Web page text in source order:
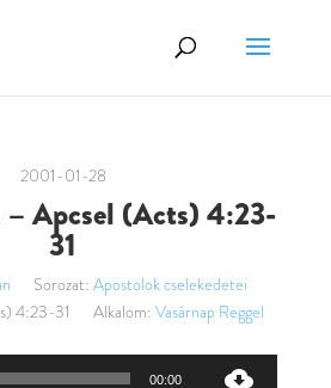
2001-01-28
– Apcsel (Acts) 4:23-
31
Sorozat: Apostolok cselekedetei
4:23-31 Alkalom: Vasárnap Reggel
Audió
00:00